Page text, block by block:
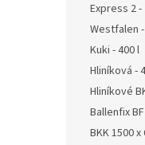
Express 2 -
Westfalen
Kuki - 400 l
Hliníková -
Hliníkové
Ballenfix
BKK 1500 x